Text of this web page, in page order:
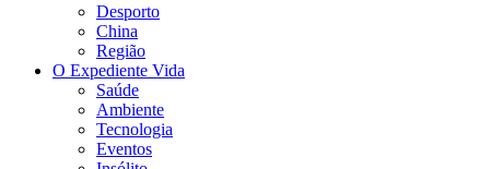
Desporto
China
Região
O Expediente Vida
Saúde
Ambiente
Tecnologia
Eventos